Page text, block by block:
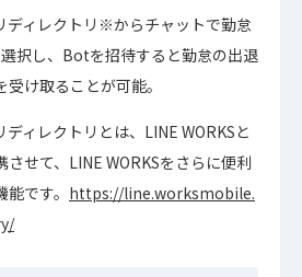
ディレクトリ※からチャットで勤怠
選択し、Botを招待すると勤怠の出退
け取ることが可能。
ィレクトリとは、LINE WORKSと
せて、LINE WORKSをさらに便利
です。 https://line.worksmobile.